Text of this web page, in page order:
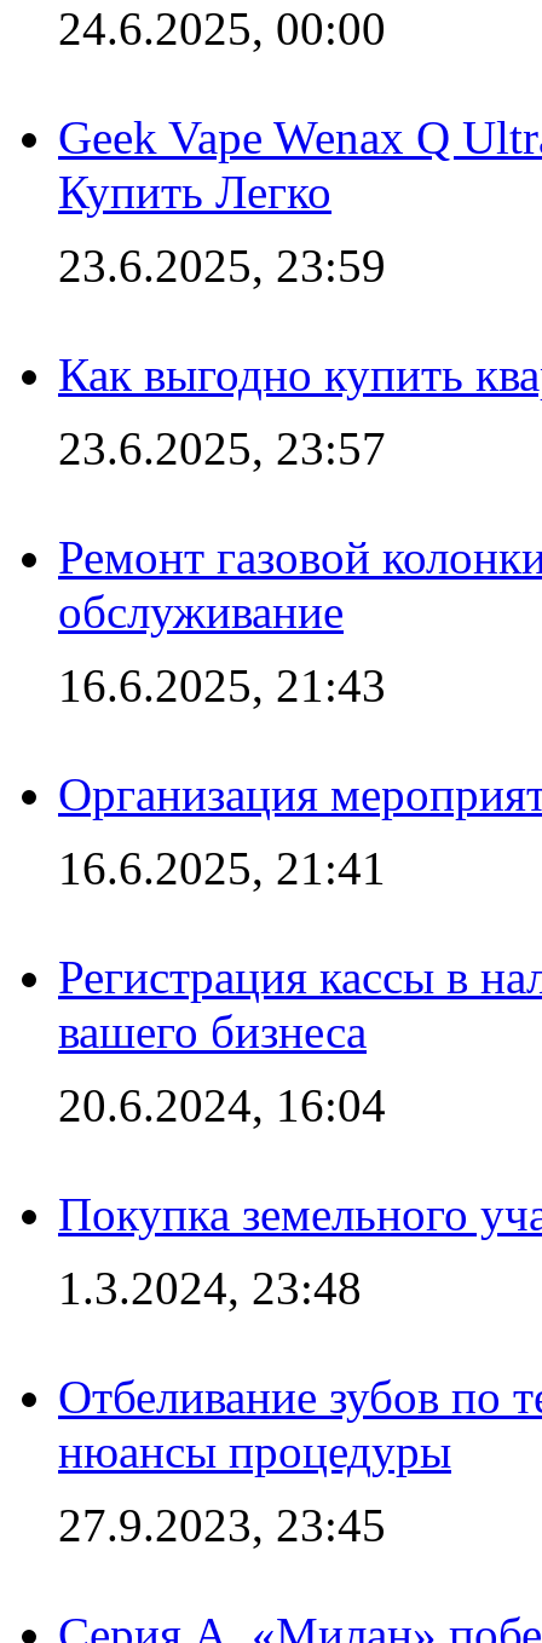
24.6.2025, 00:00
Geek Vape Wenax Q
Купить Легко
23.6.2025, 23:59
Как выгодно купить
23.6.2025, 23:57
Ремонт газовой
обслуживание
16.6.2025, 21:43
Организация
16.6.2025, 21:41
Регистрация кассы в
вашего бизнеса
20.6.2024, 16:04
Покупка земельного
1.3.2024, 23:48
Отбеливание зубов по
нюансы процедуры
27.9.2023, 23:45